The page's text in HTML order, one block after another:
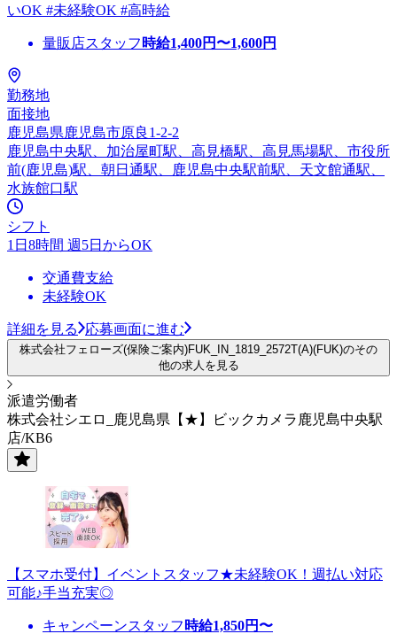
いOK #未経験OK #高時給
量販店スタッフ 時給1,400円〜1,600円
勤務地
面接地
鹿児島県鹿児島市原良1-2-2
鹿児島中央駅、加治屋町駅、高見橋駅、高見馬場駅、市役所
前(鹿児島)駅、朝日通駅、鹿児島中央駅前駅、天文館通駅、
水族館口駅
シフト
1日8時間 週5日からOK
交通費支給
未経験OK
詳細を見る 応募画面に進む
株式会社フェローズ(保険ご案内)FUK_IN_1819_2572T(A)(FUK)のその
他の求人を見る
派遣労働者
株式会社シエロ_鹿児島県【★】ビックカメラ鹿児島中央駅
店/KB6
【スマホ受付】イベントスタッフ★未経験OK！週払い対応
可能♪手当充実◎
キャンペーンスタッフ 時給1,850円〜